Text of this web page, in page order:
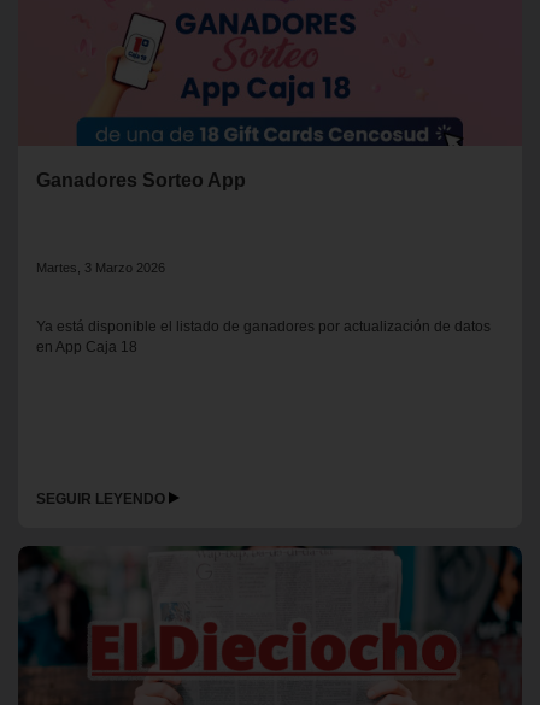
Ganadores Sorteo App
Martes, 3 Marzo 2026
Ya está disponible el listado de ganadores por actualización de datos
en App Caja 18